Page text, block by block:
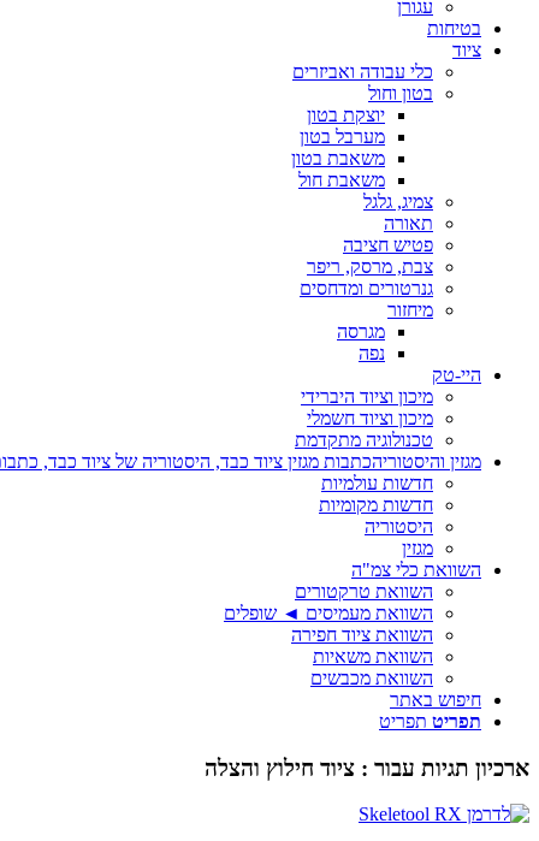
עגורן
בטיחות
ציוד
כלי עבודה ואביזרים
בטון וחול
יוצקת בטון
מערבל בטון
משאבת בטון
משאבת חול
צמיג, גלגל
תאורה
פטיש חציבה
צבת, מרסק, ריפר
גנרטורים ומדחסים
מיחזור
מגרסה
נפה
היי-טק
מיכון וציוד היברידי
מיכון וציוד חשמלי
טכנולוגיה מתקדמת
מגזין והיסטוריהכתבות מגזין ציוד כבד, היסטוריה של ציוד כבד,
חדשות עולמיות
חדשות מקומיות
היסטוריה
מגזין
השוואת כלי צמ"ה
השוואת טרקטורים
השוואת מעמיסים ◄ שופלים
השוואת ציוד חפירה
השוואת משאיות
השוואת מכבשים
חיפוש באתר
תפריט תפריט
ארכיון תגיות עבור : ציוד חילוץ והצלה